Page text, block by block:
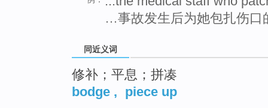
…事故发生后为她包扎伤口
同近义词
修补；平息；拼凑
bodge , piece up